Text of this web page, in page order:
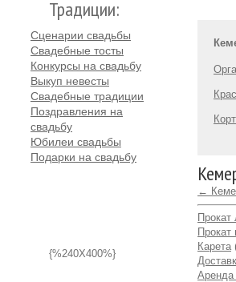
Традиции:
Сценарии свадьбы
Свадебные тосты
Конкурсы на свадьбу
Выкуп невесты
Свадебные традиции
Поздравления на
свадьбу
Юбилеи свадьбы
Подарки на свадьбу
{%240X400%}
←
Прокат
Прокат
Карета
Аренда